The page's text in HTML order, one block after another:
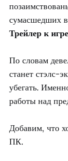
сумасшедших
Трейлер к
По словам
станет стэлс-
убегать.
работы над
Добавим, что
ПК.